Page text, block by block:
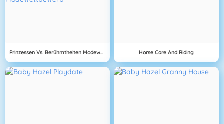
Prinzessen Vs. Berühmtheiten Modewettbewerb Horse Care And Riding